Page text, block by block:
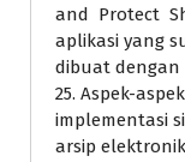
and Protect
aplikasi yang
dibuat dengan
25. Aspek-
implementasi
arsip